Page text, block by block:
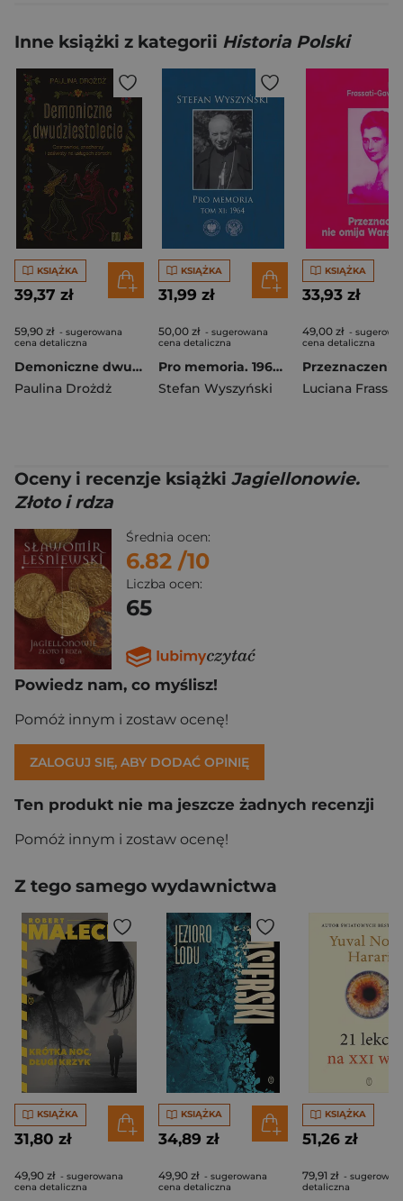
Inne książki z kategorii Historia Polski
KSIĄŻKA
39,37 zł
59,90 zł - sugerowana
cena detaliczna
Demoniczne dwudziestolecie. Czarownice, znachorzy i zaświaty na usługach zbrodni
Paulina Drożdż
KSIĄŻKA
31,99 zł
50,00 zł - sugerowana
cena detaliczna
Pro memoria. 1964. Tom 11
Stefan Wyszyński
KSIĄŻKA
33,93 zł
49,00 zł -
cena detaliczna
Oceny i recenzje książki Jagiellonowie.
Złoto i rdza
Średnia ocen:
6.82 /10
Liczba ocen:
65
Powiedz nam, co myślisz!
Pomóż innym i zostaw ocenę!
ZALOGUJ SIĘ, ABY DODAĆ OPINIĘ
Ten produkt nie ma jeszcze żadnych recenzji
Pomóż innym i zostaw ocenę!
Z tego samego wydawnictwa
KSIĄŻKA
31,80 zł
49,90 zł - sugerowana
cena detaliczna
KSIĄŻKA
34,89 zł
49,90 zł - sugerowana
cena detaliczna
KSIĄŻKA
51,26 zł
79,91 zł -
detaliczna